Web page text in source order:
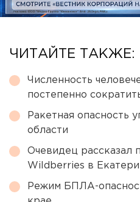
ЧИТАЙТЕ ТАКЖЕ:
Численность
постепенно
Ракетная опасность
области
Очевидец рассказал
Wildberries в
Режим БПЛА-